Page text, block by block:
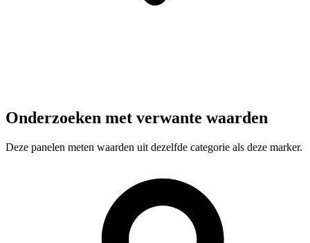
Onderzoeken met verwante waarden
Deze panelen meten waarden uit dezelfde categorie als deze marker.